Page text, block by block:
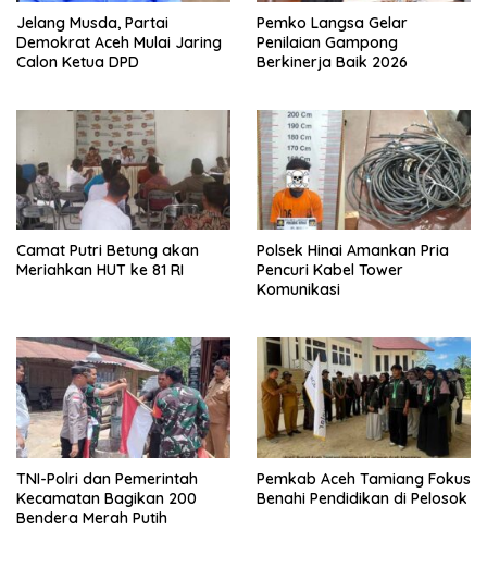
Jelang Musda, Partai
Demokrat Aceh Mulai Jaring
Calon Ketua DPD
Pemko Langsa Gelar
Penilaian Gampong
Berkinerja Baik 2026
Camat Putri Betung akan
Meriahkan HUT ke 81 RI
Polsek Hinai Amankan Pria
Pencuri Kabel Tower
Komunikasi
TNI-Polri dan Pemerintah
Kecamatan Bagikan 200
Bendera Merah Putih
Pemkab Aceh Tamiang Fokus
Benahi Pendidikan di Pelosok